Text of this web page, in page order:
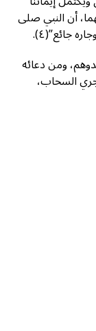
أن النبي صلى
جائع”(٤).
ومن دعائه
السحاب،